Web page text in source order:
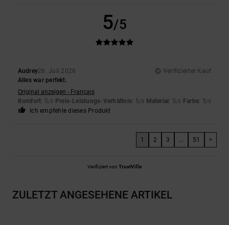
5/5
Audrey26. Juli 2026
Verifizierter Kauf
Alles war perfekt.
Original anzeigen - Français
Komfort: 5/5 Preis-Leistungs-Verhältnis: 5/5 Material: 5/5 Farbe: 5/5
Ich empfehle dieses Produkt
1 2 3 ... 51 >
Verifiziert von TrustVille
ZULETZT ANGESEHENE ARTIKEL